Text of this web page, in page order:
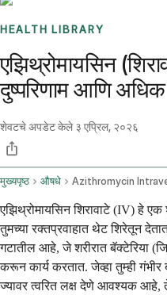
HEALTH LIBRARY
एझिथ्रोमायसिन
दुष्परिणाम आणि अधिक
शेवटचे अपडेट केले ३ एप्रिल, २०२६
मुख्यपृष्ठ औषधे
एझिथ्रोमायसिन शिरावाटे (IV) हे
तुमच्या रक्तप्रवाहात थेट शिरेतून
गटातील आहे, जे शरीरात बॅक्टेरिया
करून कार्य करतात. जेव्हा तुम्ही
ज्यावर त्वरित लक्ष देणे आवश्यक आहे,